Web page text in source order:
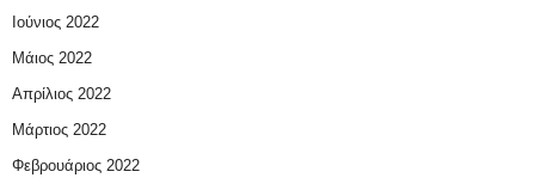
Ιούνιος 2022
Μάιος 2022
Απρίλιος 2022
Μάρτιος 2022
Φεβρουάριος 2022